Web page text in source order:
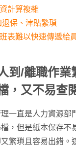
計算複雜
保、津貼繁瑣
表難以快速傳遞給
到/離職作業
，又不易查
一直是人力資源部
，但是紙本保存不
繁瑣且容易出錯。